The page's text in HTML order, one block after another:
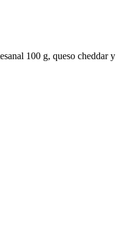
100 g, queso cheddar y